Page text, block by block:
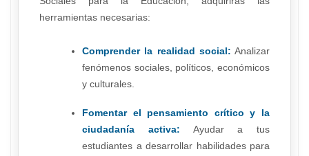
herramientas necesarias:
Comprender la realidad social: Analizar
fenómenos sociales, políticos, económicos
y culturales.
Fomentar el pensamiento crítico y la
ciudadanía activa: Ayudar a tus
estudiantes a desarrollar habilidades para